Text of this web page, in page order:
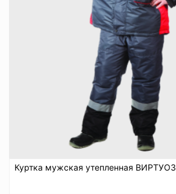
Куртка мужская утепленная ВИРТУОЗ